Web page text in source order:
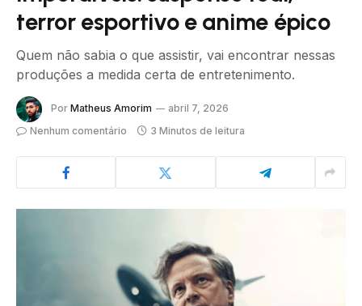
terror esportivo e anime épico
Quem não sabia o que assistir, vai encontrar nessas
produções a medida certa de entretenimento.
Por Matheus Amorim
abril 7, 2026
Nenhum comentário
3 Minutos de leitura